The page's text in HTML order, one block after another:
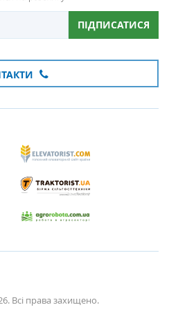
ПІДПИСАТИСЯ
Всі права захищено.